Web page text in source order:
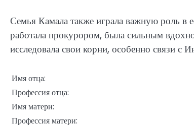
Семья Камала также играла важную роль в
работала прокурором, была сильным
исследовала свои корни, особенно связи с
Имя отца:
Профессия отца:
Имя матери:
Профессия матери: